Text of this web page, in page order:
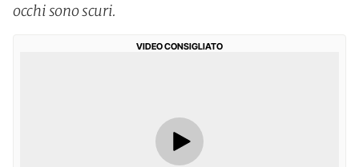
occhi sono scuri.
VIDEO CONSIGLIATO